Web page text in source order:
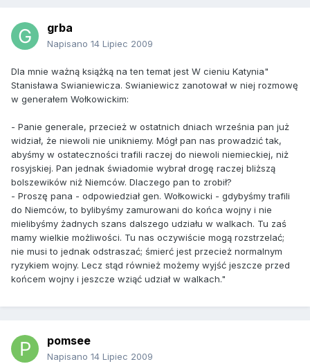
grba
Napisano 14 Lipiec 2009
Dla mnie ważną książką na ten temat jest W cieniu Katynia"
Stanisława Swianiewicza. Swianiewicz zanotował w niej rozmowę
w generałem Wołkowickim:
- Panie generale, przecież w ostatnich dniach września pan już
widział, że niewoli nie unikniemy. Mógł pan nas prowadzić tak,
abyśmy w ostateczności trafili raczej do niewoli niemieckiej, niż
rosyjskiej. Pan jednak świadomie wybrał drogę raczej bliższą
bolszewików niż Niemców. Dlaczego pan to zrobił?
- Proszę pana - odpowiedział gen. Wołkowicki - gdybyśmy trafili
do Niemców, to bylibyśmy zamurowani do końca wojny i nie
mielibyśmy żadnych szans dalszego udziału w walkach. Tu zaś
mamy wielkie możliwości. Tu nas oczywiście mogą rozstrzelać;
nie musi to jednak odstraszać; śmierć jest przecież normalnym
ryzykiem wojny. Lecz stąd również możemy wyjść jeszcze przed
końcem wojny i jeszcze wziąć udział w walkach."
pomsee
Napisano 14 Lipiec 2009